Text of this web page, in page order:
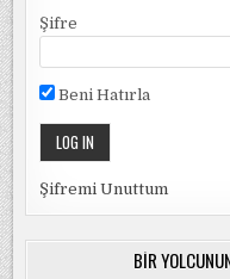
Şifre
Beni Hatırla
Şifremi Unuttum
BIR